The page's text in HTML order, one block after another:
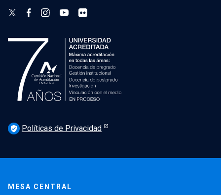
verified_user Políticas de Privacidad
MESA CENTRAL